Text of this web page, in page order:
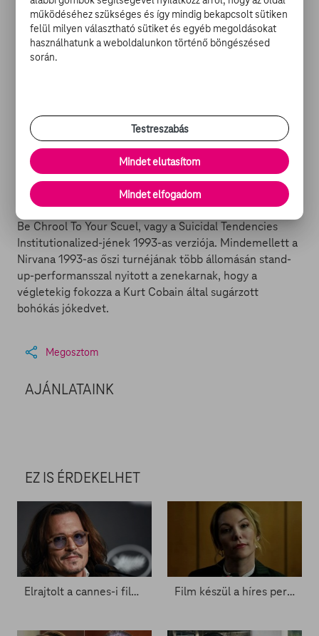
ugrott a kanálisba. Az Amerikai jakuza 2, a Kőbunkó 2, a
Bohóc-sztori és a Nyekk, a macska után egészen
valószerűtlen módon tűnt fel drogdealerként a Betépve
című drogfilm-alapvetésben Johnny Depp oldalán.
kultrendezővé avanzsált. Az Isten áldja Amerikát után
leforgatta saját Bell Witch Projectjét Willow Creek
címmel, majd a sorozatok felé fordult. A metál műfajból
túlképzett egyedek eközben olyan szerzemények
klipjeiben is kiszúrhatták őt, mint a Twisted Sister-féle
Come Out And Play, az Alice Cooperrel közösen készült
Be Chrool To Your Scuel, vagy a Suicidal Tendencies
Institutionalized-jének 1993-as verziója. Mindemellett a
Nirvana 1993-as őszi turnéjának több állomásán stand-
up-performansszal nyitott a zenekarnak, hogy a
végletekig fokozza a Kurt Cobain által sugárzott
bohókás jókedvet.
Megosztom
AJÁNLATAINK
EZ IS ÉRDEKELHET
Elrajtolt a cannes-i filmfesztivál - Zacc nélkül 1683. Film készül a híres perről - Zacc nélkül 1545.
működéséhez szükséges és így mindig bekapcsolt sütiken
felül milyen választható sütiket és egyéb megoldásokat
használhatunk a weboldalunkon történő böngészésed
során.
Testreszabás
Mindet elutasítom
Mindet elfogadom